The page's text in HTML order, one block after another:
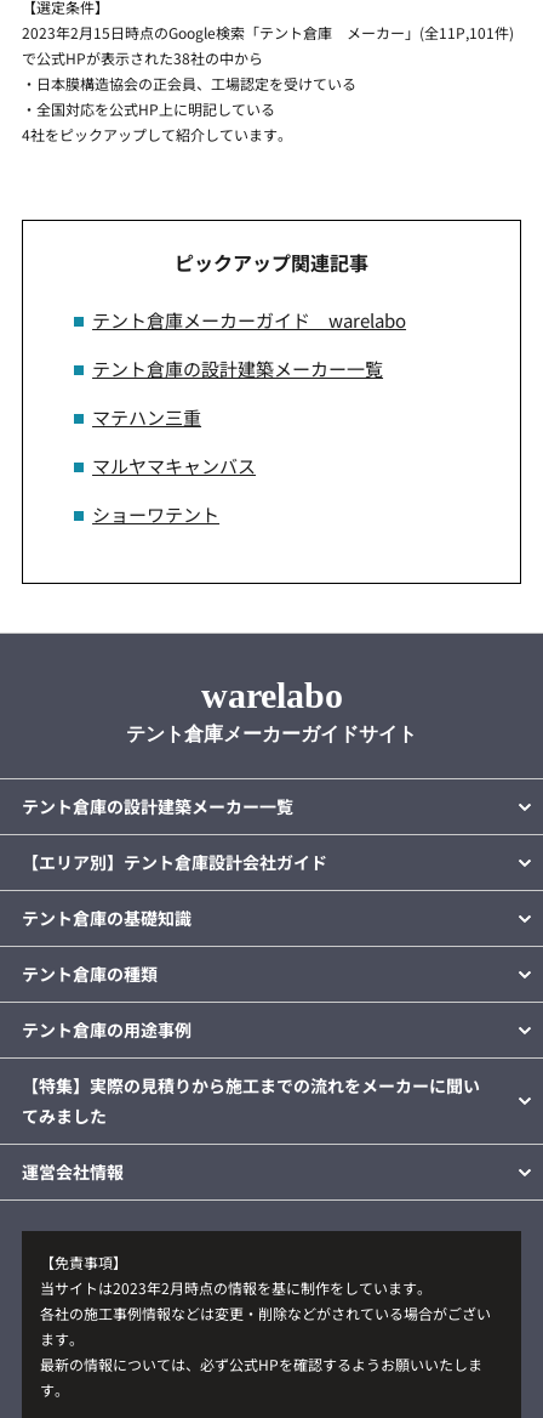
【選定条件】
2023年2月15日時点のGoogle検索「テント倉庫 メーカー」(全11P,101件)
で公式HPが表示された38社の中から
・日本膜構造協会の正会員、工場認定を受けている
・全国対応を公式HP上に明記している
4社をピックアップして紹介しています。
ピックアップ関連記事
テント倉庫メーカーガイド warelabo
テント倉庫の設計建築メーカー一覧
マテハン三重
マルヤマキャンバス
ショーワテント
warelabo
テント倉庫メーカーガイドサイト
テント倉庫の設計建築メーカー一覧
【エリア別】テント倉庫設計会社ガイド
テント倉庫の基礎知識
テント倉庫の種類
テント倉庫の用途事例
【特集】実際の見積りから施工までの流れをメーカーに聞い
てみました
運営会社情報
【免責事項】
当サイトは2023年2月時点の情報を基に制作をしています。
各社の施工事例情報などは変更・削除などがされている場合がござい
ます。
最新の情報については、必ず公式HPを確認するようお願いいたしま
す。